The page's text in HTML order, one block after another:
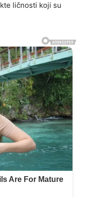
ličnosti koji su